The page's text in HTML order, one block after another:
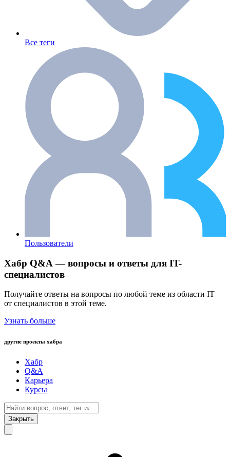
Все теги
Пользователи
Хабр Q&A — вопросы и ответы для IT-
специалистов
Получайте ответы на вопросы по любой теме из области IT
от специалистов в этой теме.
Узнать больше
другие проекты хабра
Хабр
Q&A
Карьера
Курсы
Закрыть